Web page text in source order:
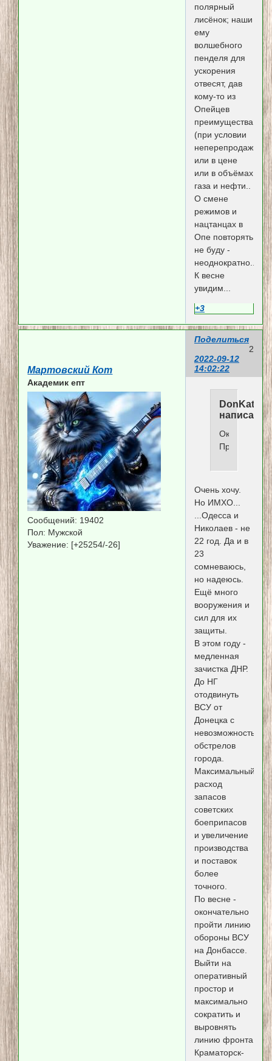
полярный
лисёнок; наши
ему
волшебного
пенделя для
ускорения
отвесят, дав
кому-то из
Опейцев
преимущества
(при условии
неперепродажи)
или в цене
или в объёмах
газа и нефти..
О смене
режимов и
нацтанцах в
Опе повторять
не буду -
неоднократно...
К весне
увидим...
+3
Поделиться
2
2022-09-12
14:02:22
Мартовский Кот
Академик епт
Сообщений: 19402
Пол: Мужской
Уважение: [+25254/-26]
DonKat
Ок!..
Прогноз:
Очень хочу.
Но ИМХО...
...Одесса и
Николаев - не
22 год. Да и в
23
сомневаюсь,
но надеюсь.
Ещё много
вооружения и
сил для их
защиты.
В этом году -
медленная
зачистка ДНР.
До НГ
отодвинуть
ВСУ от
Донецка с
невозможностью
обстрелов
города.
Максимальный
расход
запасов
советских
боеприпасов
и увеличение
производства
и поставок
более
точного.
По весне -
окончательно
пройти линию
обороны ВСУ
на Донбассе.
Выйти на
оперативный
простор и
максимально
сократить и
выровнять
линию фронта
Краматорск-